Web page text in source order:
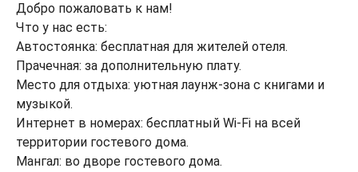
Добро пожаловать к нам!
Что у нас есть:
Автостоянка: бесплатная для жителей отеля.
Прачечная: за дополнительную плату.
Место для отдыха: уютная лаунж-зона с книгами и
музыкой.
Интернет в номерах: бесплатный Wi-Fi на всей
территории гостевого дома.
Мангал: во дворе гостевого дома.